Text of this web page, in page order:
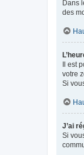
Dans
des
Il est
votre
Si
J’ai
Si